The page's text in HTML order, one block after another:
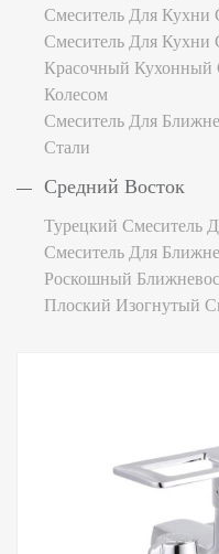
Смеситель Для
Смеситель Для
Красочный Кухонный
Колесом
Смеситель Для
Стали
Средний Восток
Турецкий Смеситель
Смеситель Для
Роскошный
Плоский Изогнутый